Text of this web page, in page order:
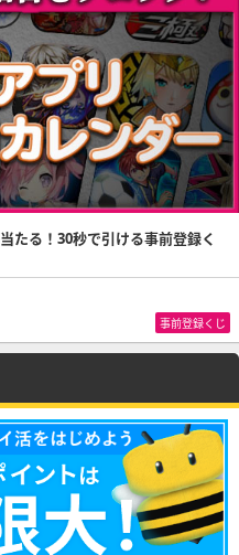
たる！30秒で引ける事前登録く
事前登録くじ